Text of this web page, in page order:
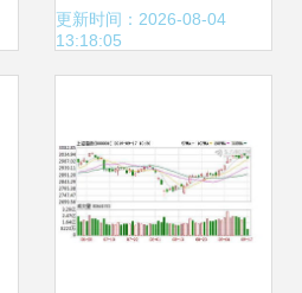
胆把握结构性题材
更新时间：2026-08-04
13:18:05